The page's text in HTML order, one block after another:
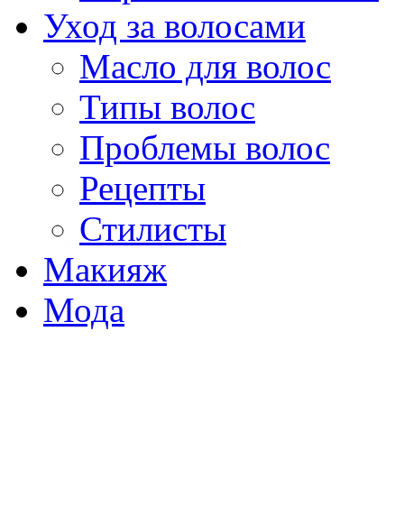
Уход за волосами
Масло для волос
Типы волос
Проблемы волос
Рецепты
Стилисты
Макияж
Мода